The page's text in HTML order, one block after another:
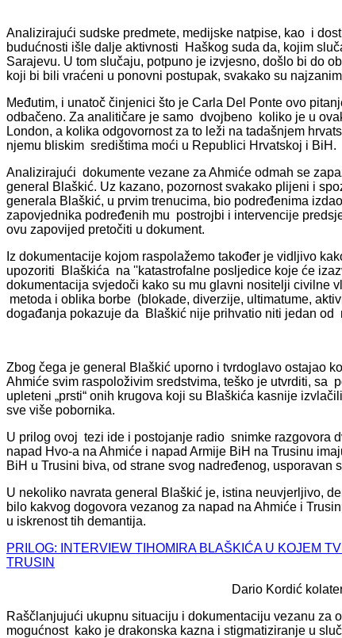
Analizirajući sudske predmete, medijske natpise, kao i
budućnosti išle dalje aktivnosti Haškog suda da, kojim
Sarajevu. U tom slučaju, potpuno je izvjesno, došlo bi do
koji bi bili vraćeni u ponovni postupak, svakako su
Međutim, i unatoč činjenici što je Carla Del Ponte ovo
odbačeno. Za analitičare je samo dvojbeno koliko je u
London, a kolika odgovornost za to leži na tadašnjem
njemu bliskim središtima moći u Republici Hrvatskoj i BiH.
Analizirajući dokumente vezane za Ahmiće odmah se
general Blaškić. Uz kazano, pozornost svakako plijeni i
generala Blaškić, u prvim trenucima, bio podređenima
zapovjednika podređenih mu postrojbi i intervencije
ovu zapovijed pretočiti u dokument.
Iz dokumentacije kojom raspolažemo također je vidljivo
upozoriti Blaškića na ''katastrofalne posljedice koje će
dokumentacija svjedoči kako su mu glavni nositelji civilne
metoda i oblika borbe (blokade, diverzije, ultimatume,
događanja pokazuje da Blaškić nije prihvatio niti jedan od
Zbog čega je general Blaškić uporno i tvrdoglavo ostajao
Ahmiće svim raspoloživim sredstvima, teško je utvrditi,
upleteni „prsti“ onih krugova koji su Blaškića kasnije
sve više pobornika.
U prilog ovoj tezi ide i postojanje radio snimke razgovora
napad Hvo-a na Ahmiće i napad Armije BiH na Trusinu
BiH u Trusini biva, od strane svog nadređenog, usporavan
U nekoliko navrata general Blaškić je, istina neuvjerljivo,
bilo kakvog dogovora vezanog za napad na Ahmiće i
u iskrenost tih demantija.
PRILOG: INTERVIEW TIHOMIRA BLAŠKIĆA U KOJEM
TRUSIN
Dario Kordić
Raščlanjujući ukupnu situaciju i dokumentaciju vezanu
mogućnost kako je drakonska kazna i stigmatiziranje u